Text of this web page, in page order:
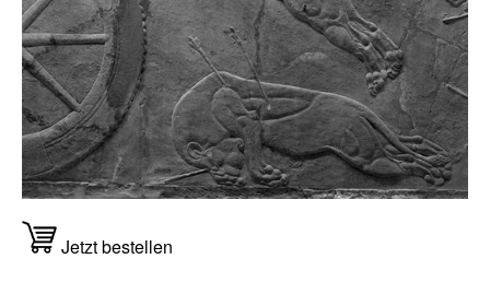
Jetzt bestellen